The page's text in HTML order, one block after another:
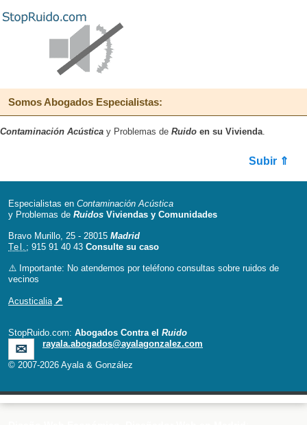
Somos Abogados Especialistas:
Contaminación Acústica y Problemas de Ruido en su Vivienda.
Subir ⇑
Especialistas en Contaminación Acústica
y Problemas de Ruidos Viviendas y Comunidades
Bravo Murillo, 25 - 28015 Madrid
Tel. ; 915 91 40 43Consulte su caso
⚠️ Importante: No atendemos por teléfono consultas sobre ruidos de
vecinos
Acusticalia
StopRuido.com: Abogados Contra el Ruido
rayala.abogados@ayalagonzalez.com
© 2007-2026 Ayala & González